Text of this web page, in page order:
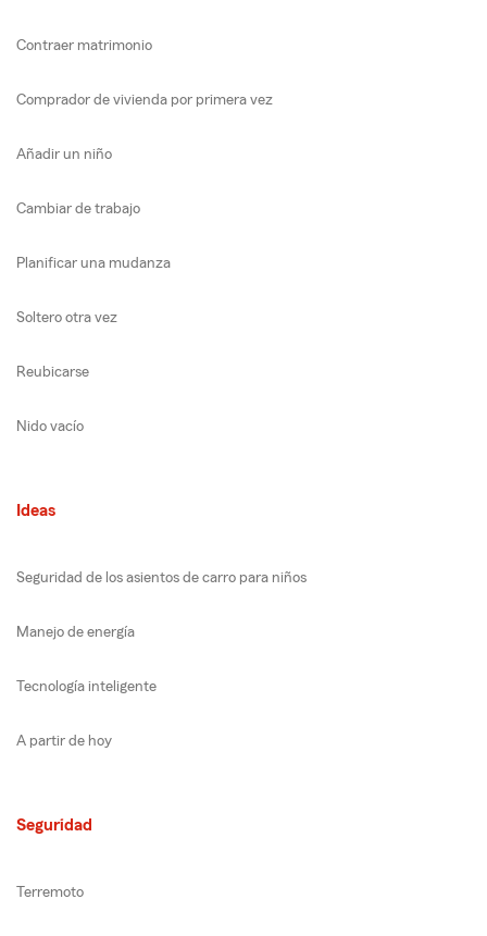
Contraer matrimonio
Comprador de vivienda por primera vez
Añadir un niño
Cambiar de trabajo
Planificar una mudanza
Soltero otra vez
Reubicarse
Nido vacío
Ideas
Seguridad de los asientos de carro para niños
Manejo de energía
Tecnología inteligente
A partir de hoy
Seguridad
Terremoto